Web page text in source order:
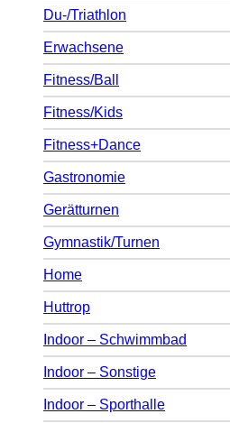
Du-/Triathlon
Erwachsene
Fitness/Ball
Fitness/Kids
Fitness+Dance
Gastronomie
Gerätturnen
Gymnastik/Turnen
Home
Huttrop
Indoor – Schwimmbad
Indoor – Sonstige
Indoor – Sporthalle